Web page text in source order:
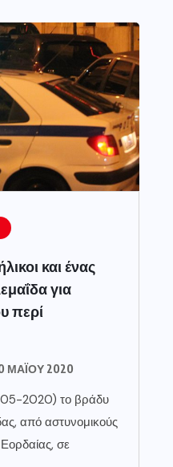
και ένας
για
περί
ΜΑΪ́ΟΥ 2020
2020) το βράδυ
από αστυνομικούς
σε